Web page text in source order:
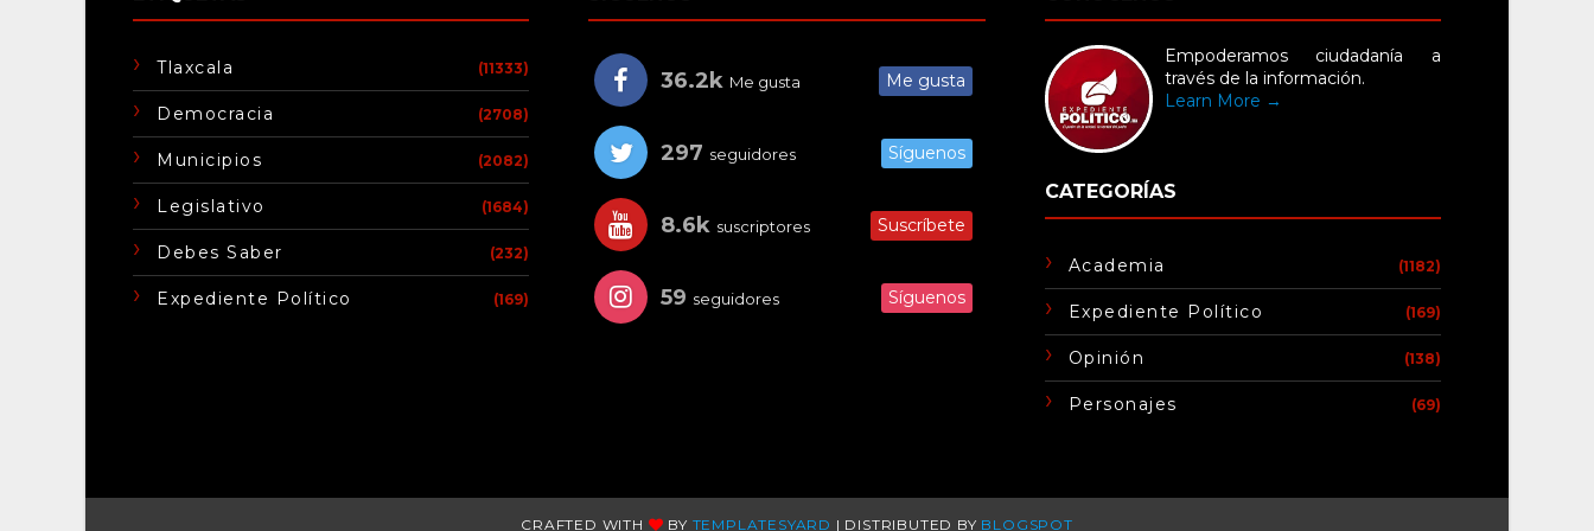
Tlaxcala (11333)
Democracia (2708)
Municipios (2082)
Legislativo (1684)
Debes Saber (232)
Expediente Político (169)
36.2k Me gusta Me gusta
297 seguidores Síguenos
8.6k suscriptores Suscríbete
59 seguidores Síguenos
Empoderamos ciudadanía a
través de la información.
Learn More →
CATEGORÍAS
Academia (1182)
Expediente Político (169)
Opinión (138)
Personajes (69)
CRAFTED WITH BY TEMPLATESYARD | DISTRIBUTED BY BLOGSPOT